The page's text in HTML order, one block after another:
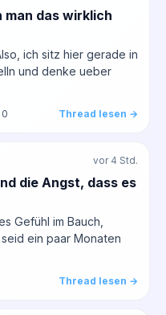
das wirklich
ich sitz hier gerade in
und denke ueber
0 Thread lesen →
vor 4 Std.
die Angst, dass es
Gefühl im Bauch,
ein paar Monaten
Thread lesen →